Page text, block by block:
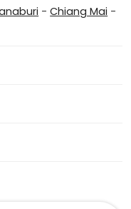
-Chiang Mai -